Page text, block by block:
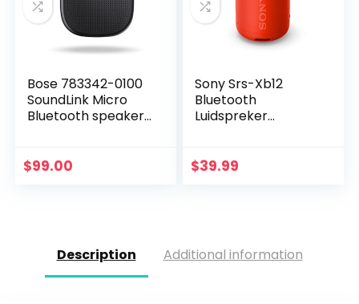
Bose 783342-0100
SoundLink Micro
Bluetooth speaker,
(draadloze
$99.00
Sony Srs-Xb12
Bluetooth
Luidspreker
Bas,
$39.99
Description Additional information